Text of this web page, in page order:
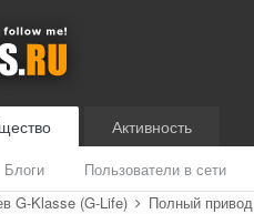
Блоги Пользователи в сети
Активность
G-Klasse (G-Life) Полный привод